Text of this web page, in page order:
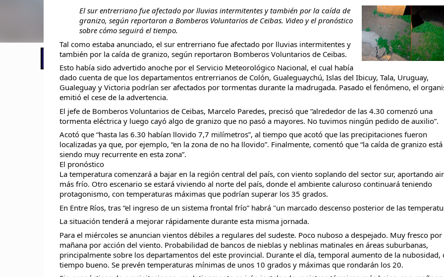
📢 LO ÚLTIMO El Gobierno postergó la reunión paritaria con estatales
El sur entrerriano fue afectado por lluvias intermitentes y también por la caída de
granizo, según reportaron a Bomberos Voluntarios de Ceibas. Video y el pronóstico
sobre cómo seguirá el tiempo.
Tal como estaba anunciado, el sur entrerriano fue afectado por lluvias intermitentes y
también por la caída de granizo, según reportaron Bomberos Voluntarios de Ceibas.
Esto había sido advertido anoche por el Servicio Meteorológico Nacional, el cual había
dado cuenta de que los departamentos entrerrianos de Colón, Gualeguaychú, Islas del Ibicuy, Tala, Uruguay,
Gualeguay y Victoria podrían ser afectados por tormentas durante la madrugada. Pasado el fenómeno, el
emitió el cese de la advertencia.
El jefe de Bomberos Voluntarios de Ceibas, Marcelo Paredes, precisó que “alrededor de las 4.30 comenzó una
tormenta eléctrica y luego cayó algo de granizo que no pasó a mayores. No tuvimos ningún pedido de auxilio”.
Acotó que “hasta las 6.30 habían llovido 7,7 milímetros”, al tiempo que acotó que las precipitaciones fueron
localizadas ya que, por ejemplo, “en la zona de no ha llovido”. Finalmente, comentó que “la caída de granizo está
siendo muy recurrente en esta zona”.
El pronóstico
La temperatura comenzará a bajar en la región central del país, con viento soplando del sector sur, aportando
más frío. Otro escenario se estará viviendo al norte del país, donde el ambiente caluroso continuará teniendo
protagonismo, con temperaturas máximas que podrían superar los 35 grados.
En Entre Ríos, tras “el ingreso de un sistema frontal frío” habrá "un marcado descenso posterior de las
La situación tenderá a mejorar rápidamente durante esta misma jornada.
Para el miércoles se anuncian vientos débiles a regulares del sudeste. Poco nuboso a despejado. Muy fresco por
mañana por acción del viento. Probabilidad de bancos de nieblas y neblinas matinales en áreas suburbanas,
principalmente sobre los departamentos del este provincial. Durante el día, temporal aumento de la nubosidad,
tiempo bueno. Se prevén temperaturas mínimas de unos 10 grados y máximas que rondarán los 20.